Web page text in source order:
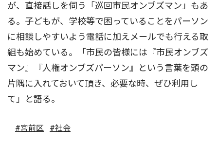
が、直接話しを伺う「巡回市民オンブズマン」もあ
る。子どもが、学校等で困っていることをパーソン
に相談しやすいよう電話に加えメールでも行える取
組も始めている。「市民の皆様には『市民オンブズ
マン』『人権オンブズパーソン』という言葉を頭の
片隅に入れておいて頂き、必要な時、ぜひ利用し
て」と語る。
#宮前区 #社会